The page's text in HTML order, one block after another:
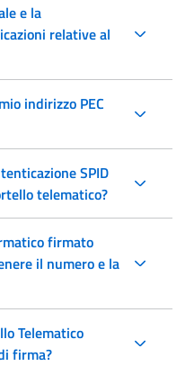
e la
relative al
indirizzo PEC
SPID
telematico?
firmato
il numero e la
Telematico
firma?